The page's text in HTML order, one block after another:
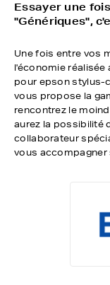
Essayer une
"Génériques",
Une fois entre vos
l'économie
pour epson stylus-
vous propose la
rencontrez le
aurez la possibilité
collaborateur
vous